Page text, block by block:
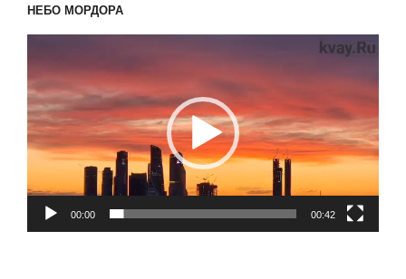
НЕБО МОРДОРА
00:00 00:42